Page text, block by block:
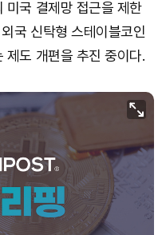
₩91,468,837(+1.08%)
미국 결제망 접근을 제한
국 신탁형 스테이블코인
제도 개편을 추진 중이다.